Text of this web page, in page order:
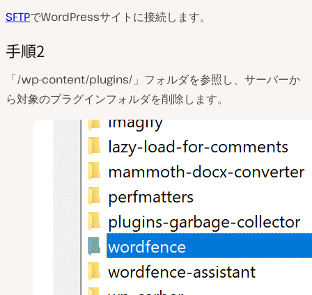
SFTPでWordPressサイトに接続します。
手順2
「/wp-content/plugins/」フォルダを参照し、サーバーか
ら対象のプラグインフォルダを削除します。